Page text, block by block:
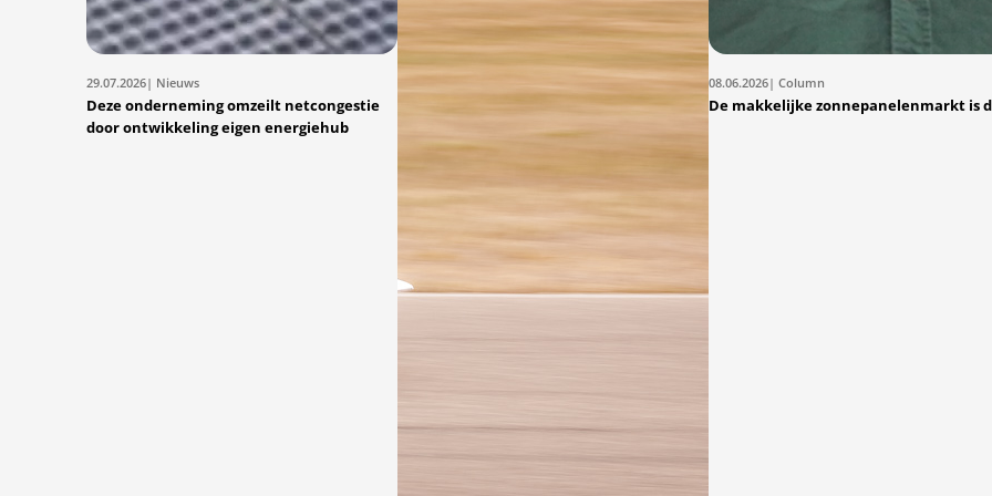
29.07.2026| Nieuws
Deze onderneming omzeilt netcongestie
door ontwikkeling eigen energiehub
08.06.2026| Column
De makkelijke zonnepanelenmarkt is